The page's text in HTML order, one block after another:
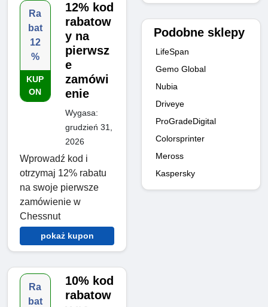
Ra
bat
12
%
KUP
ON
12% kod
rabatow
y na
pierwsz
e
zamówi
enie
Wygasa:
grudzień 31,
2026
Wprowadź kod i
otrzymaj 12% rabatu
na swoje pierwsze
zamówienie w
Chessnut
pokaż kupon
Ra
bat
10% kod
rabatow
Podobne sklepy
LifeSpan
Gemo Global
Nubia
Driveye
ProGradeDigital
Colorsprinter
Meross
Kaspersky